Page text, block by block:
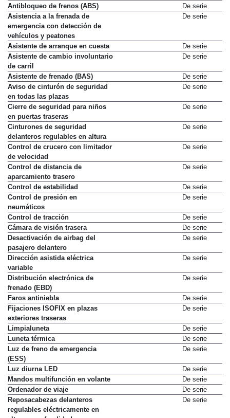
Antibloqueo de frenos (ABS)
De serie
Asistencia a la frenada de
emergencia con detección de
vehículos y peatones
De serie
Asistente de arranque en cuesta
De serie
Asistente de cambio involuntario
de carril
De serie
Asistente de frenado (BAS)
De serie
Aviso de cinturón de seguridad
en todas las plazas
De serie
Cierre de seguridad para niños
en puertas traseras
De serie
Cinturones de seguridad
delanteros regulables en altura
De serie
Control de crucero con limitador
de velocidad
De serie
Control de distancia de
aparcamiento trasero
De serie
Control de estabilidad
De serie
Control de presión en
neumáticos
De serie
Control de tracción
De serie
Cámara de visión trasera
De serie
Desactivación de airbag del
pasajero delantero
De serie
Dirección asistida eléctrica
variable
De serie
Distribución electrónica de
frenado (EBD)
De serie
Faros antiniebla
De serie
Fijaciones ISOFIX en plazas
exteriores traseras
De serie
Limpialuneta
De serie
Luneta térmica
De serie
Luz de freno de emergencia
(ESS)
De serie
Luz diurna LED
De serie
Mandos multifunción en volante
De serie
Ordenador de viaje
De serie
Reposacabezas delanteros
regulables eléctricamente en
De serie